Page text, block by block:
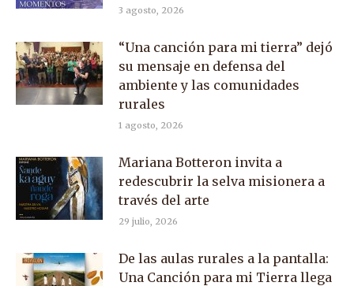
3 agosto, 2026
“Una canción para mi tierra” dejó
su mensaje en defensa del
ambiente y las comunidades
rurales
1 agosto, 2026
Mariana Botteron invita a
redescubrir la selva misionera a
través del arte
29 julio, 2026
De las aulas rurales a la pantalla:
Una Canción para mi Tierra llega